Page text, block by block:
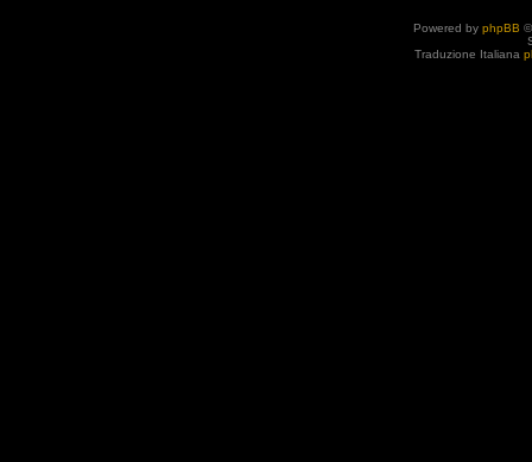
Powered by phpBB
Traduzione Italiana